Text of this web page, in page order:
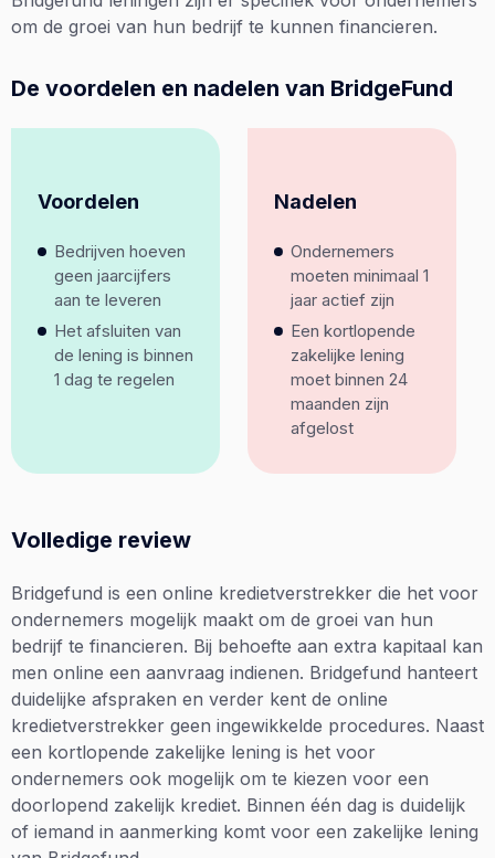
om de groei van hun bedrijf te kunnen financieren.
De voordelen en nadelen van BridgeFund
Voordelen
Bedrijven hoeven
geen jaarcijfers
aan te leveren
Het afsluiten van
de lening is binnen
1 dag te regelen
Nadelen
Ondernemers
moeten minimaal 1
jaar actief zijn
Een kortlopende
zakelijke lening
moet binnen 24
maanden zijn
afgelost
Volledige review
Bridgefund is een online kredietverstrekker die het voor
ondernemers mogelijk maakt om de groei van hun
bedrijf te financieren. Bij behoefte aan extra kapitaal kan
men online een aanvraag indienen. Bridgefund hanteert
duidelijke afspraken en verder kent de online
kredietverstrekker geen ingewikkelde procedures. Naast
een kortlopende zakelijke lening is het voor
ondernemers ook mogelijk om te kiezen voor een
doorlopend zakelijk krediet. Binnen één dag is duidelijk
of iemand in aanmerking komt voor een zakelijke lening